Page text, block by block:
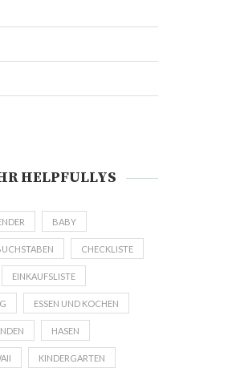
HELPFULLYS
BABY
CHECKLISTE
EINKAUFSLISTE
ESSEN UND KOCHEN
HASEN
KINDERGARTEN